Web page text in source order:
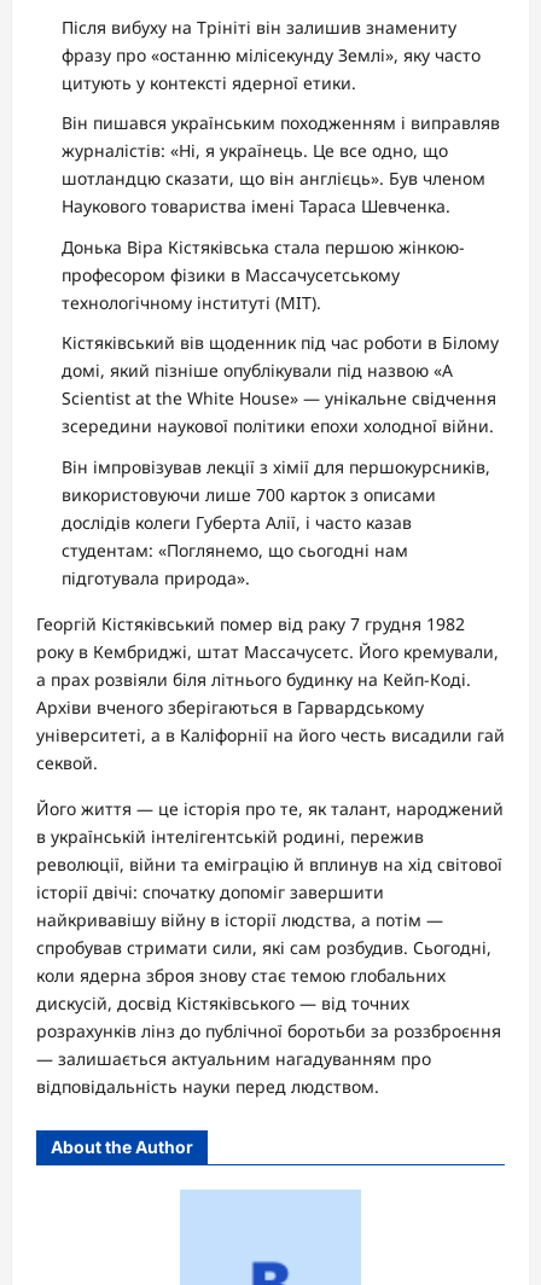
Після вибуху на Трініті він залишив знамениту
фразу про «останню мілісекунду Землі», яку часто
цитують у контексті ядерної етики.
Він пишався українським походженням і виправляв
журналістів: «Ні, я українець. Це все одно, що
шотландцю сказати, що він англієць». Був членом
Наукового товариства імені Тараса Шевченка.
Донька Віра Кістяківська стала першою жінкою-
професором фізики в Массачусетському
технологічному інституті (MIT).
Кістяківський вів щоденник під час роботи в Білому
домі, який пізніше опублікували під назвою «A
Scientist at the White House» — унікальне свідчення
зсередини наукової політики епохи холодної війни.
Він імпровізував лекції з хімії для першокурсників,
використовуючи лише 700 карток з описами
дослідів колеги Губерта Алії, і часто казав
студентам: «Поглянемо, що сьогодні нам
підготувала природа».
Георгій Кістяківський помер від раку 7 грудня 1982
року в Кембриджі, штат Массачусетс. Його кремували,
а прах розвіяли біля літнього будинку на Кейп-Коді.
Архіви вченого зберігаються в Гарвардському
університеті, а в Каліфорнії на його честь висадили гай
секвой.
Його життя — це історія про те, як талант, народжений
в українській інтелігентській родині, пережив
революції, війни та еміграцію й вплинув на хід світової
історії двічі: спочатку допоміг завершити
найкривавішу війну в історії людства, а потім —
спробував стримати сили, які сам розбудив. Сьогодні,
коли ядерна зброя знову стає темою глобальних
дискусій, досвід Кістяківського — від точних
розрахунків лінз до публічної боротьби за роззброєння
— залишається актуальним нагадуванням про
відповідальність науки перед людством.
About the Author